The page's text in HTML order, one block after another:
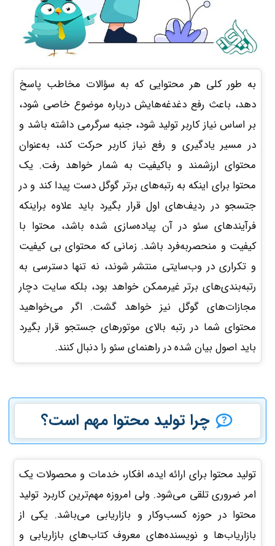
به طور کلی هر محتوایی که به سؤالات مخاطب پاسخ
دهد، باعث رفع دغدغه‌هایش درباره موضوع خاصی شود،
بر اساس نیاز کاربر تولید شود، جنبه سرگرمی داشته باشد و
در مسیر یادگیری و رفع نیاز کاربر حرکت کند، به‌عنوان
محتوای ارزشمند و باکیفیت به شمار خواهد رفت. یک
محتوا برای اینکه به رتبه‌های برتر گوگل دست پیدا کند و در
جتسجو در ردیف‌های اول قرار بگیرد باید علاوه براینکه
فرآیندهای سئو در آن پیاده‌سازی شده باشد، محتوا با
کیفیت و منحصر‌به‌فرد باشد. زمانی که محتوای بی کیفیت
و تکراری در وب‌سایتی منتشر شوند، نه تنها دسترسی به
رتبه‌بندی‌های برتر غیرممکن خواهد بود، بلکه سایت دچار
مجازات‌های گوگل نیز خواهد گشت. اگر می‌خواهید
محتوای شما در رتبه بالای موتورهای جستجو قرار بگیرد
باید اصول بیان شده در راهنمای سئو را دنبال کنند.
چرا تولید محتوا مهم است؟
تولید محتوا برای ارائه ایده، افکار، خدمات و محصولات یک
امر ضروری تلقی می‌شود. ولی امروزه مهم‌ترین کاربرد تولید
محتوا در حوزه کسب‌وکار و بازاریابی می‌باشد. یکی از
بازاریاب‌ها و نویسنده‌های معروف کتاب‌های بازاریابی و